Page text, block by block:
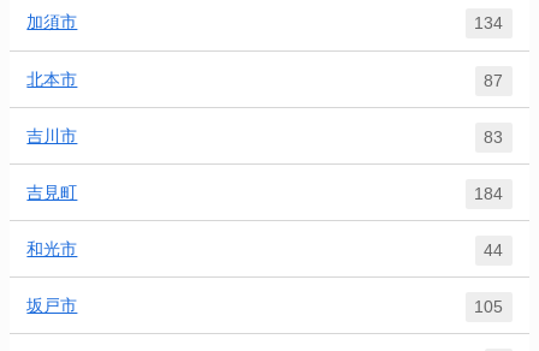
加須市 134
北本市 87
吉川市 83
吉見町 184
和光市 44
坂戸市 105